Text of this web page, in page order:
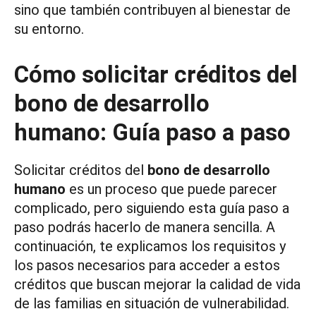
sino que también contribuyen al bienestar de
su entorno.
Cómo solicitar créditos del
bono de desarrollo
humano: Guía paso a paso
Solicitar créditos del bono de desarrollo
humano es un proceso que puede parecer
complicado, pero siguiendo esta guía paso a
paso podrás hacerlo de manera sencilla. A
continuación, te explicamos los requisitos y
los pasos necesarios para acceder a estos
créditos que buscan mejorar la calidad de vida
de las familias en situación de vulnerabilidad.